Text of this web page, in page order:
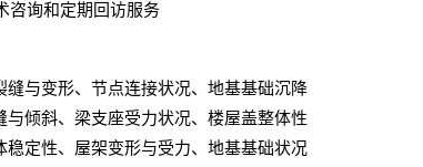
咨询和定期回访服务
与变形、节点连接状况、地基基础沉降
倾斜、梁支座受力状况、楼屋盖整体性
定性、屋架变形与受力、地基基础状况